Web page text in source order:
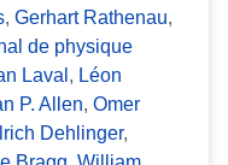
, Gerhart Rathenau,
de physique
Laval , Léon
P. Allen, Omer
Dehlinger,